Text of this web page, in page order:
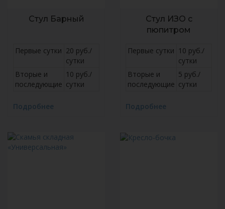
Стул Барный
Первые сутки 20 руб./
сутки
Вторые и
последующие
10 руб./
сутки
Подробнее
Стул ИЗО c
пюпитром
Первые сутки 10 руб./
сутки
Вторые и
последующие
5 руб./
сутки
Подробнее